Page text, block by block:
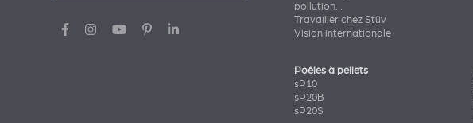
pollution...
Travailler chez Stûv
Vision internationale
Poêles à pellets
sP10
sP20B
sP20S